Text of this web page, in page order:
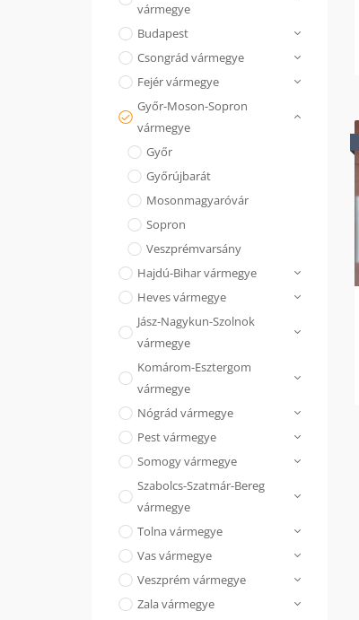
vármegye
Budapest
Csongrád vármegye
Fejér vármegye
Győr-Moson-Sopron
vármegye
Győr
Győrújbarát
Mosonmagyaróvár
Sopron
Veszprémvarsány
Hajdú-Bihar vármegye
Heves vármegye
Jász-Nagykun-Szolnok
vármegye
Komárom-Esztergom
vármegye
Nógrád vármegye
Pest vármegye
Somogy vármegye
Szabolcs-Szatmár-Bereg
vármegye
Tolna vármegye
Vas vármegye
Veszprém vármegye
Zala vármegye